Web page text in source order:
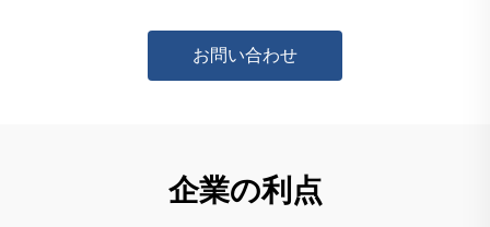
お問い合わせ
企業の利点